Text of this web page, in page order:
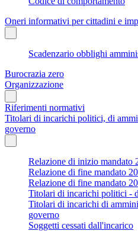
Oneri informativi per cittadini e
Scadenzario obblighi
Burocrazia zero
Organizzazione
Riferimenti normativi
Titolari di incarichi politici, di
governo
Relazione di inizio mandato
Relazione di fine mandato
Relazione di fine mandato
Titolari di incarichi politici -
Titolari di incarichi di
governo
Soggetti cessati dall'incarico